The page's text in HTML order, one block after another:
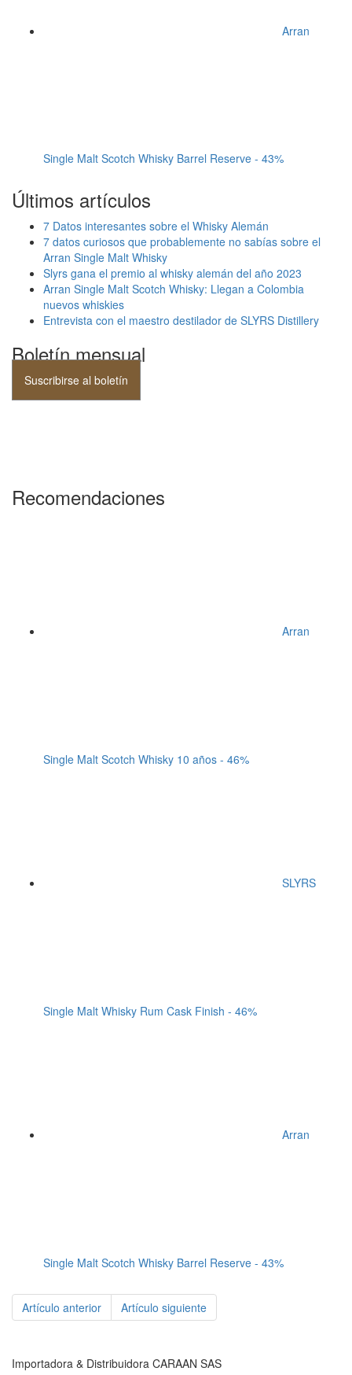
Arran
Single Malt Scotch Whisky Barrel Reserve - 43%
Últimos artículos
7 Datos interesantes sobre el Whisky Alemán
7 datos curiosos que probablemente no sabías sobre el
Arran Single Malt Whisky
Slyrs gana el premio al whisky alemán del año 2023
Arran Single Malt Scotch Whisky: Llegan a Colombia
nuevos whiskies
Entrevista con el maestro destilador de SLYRS Distillery
Boletín mensual
Suscribirse al boletín
Recomendaciones
Arran
Single Malt Scotch Whisky 10 años - 46%
SLYRS
Single Malt Whisky Rum Cask Finish - 46%
Arran
Single Malt Scotch Whisky Barrel Reserve - 43%
Artículo anterior Artículo siguiente
Importadora & Distribuidora CARAAN SAS